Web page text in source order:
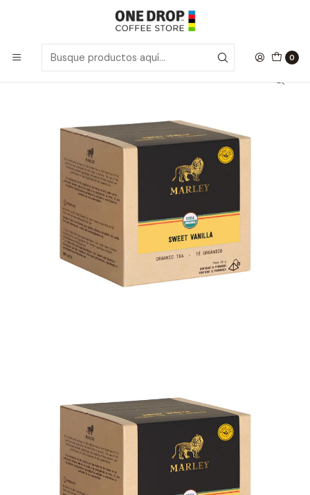
0
Inicio Marley Tea
Marley Tea 100% Orgánico Sweet Vainilla · Té Negro